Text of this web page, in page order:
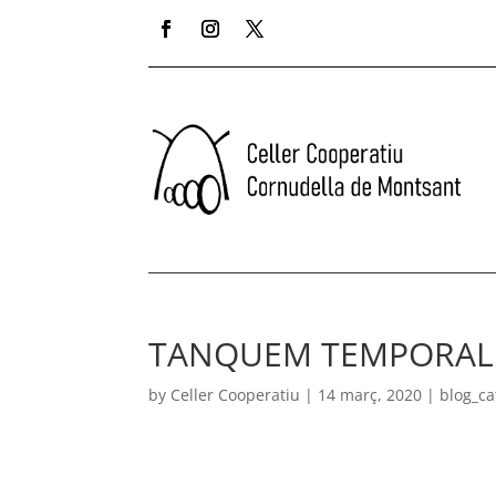
TANQUEM
by Celler Cooperatiu | 14 març, 2020 |